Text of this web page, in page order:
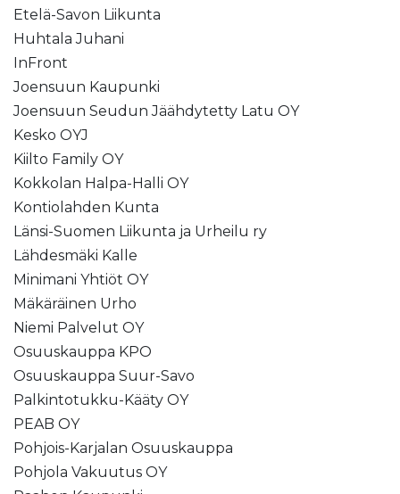
Etelä-Savon Liikunta
Huhtala Juhani
InFront
Joensuun Kaupunki
Joensuun Seudun Jäähdytetty Latu OY
Kesko OYJ
Kiilto Family OY
Kokkolan Halpa-Halli OY
Kontiolahden Kunta
Länsi-Suomen Liikunta ja Urheilu ry
Lähdesmäki Kalle
Minimani Yhtiöt OY
Mäkäräinen Urho
Niemi Palvelut OY
Osuuskauppa KPO
Osuuskauppa Suur-Savo
Palkintotukku-Kääty OY
PEAB OY
Pohjois-Karjalan Osuuskauppa
Pohjola Vakuutus OY